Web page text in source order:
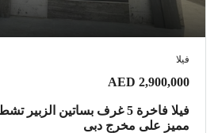
فيلا
AED 2,900,000
فيلا فاخرة 5 غرف بساتين
مميز على مخرج دبى